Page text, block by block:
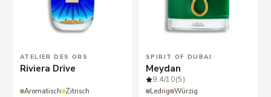
ATELIER DES ORS
Riviera Drive
Aromatisch Zitrisch
SPIRIT OF DUBAI
Meydan
9.4/10(5)
Ledrig Würzig